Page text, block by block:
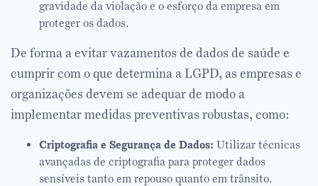
gravidade da violação e o esforço da empresa em
proteger os dados.
De forma a evitar vazamentos de dados de saúde e
cumprir com o que determina a LGPD, as empresas e
organizações devem se adequar de modo a
implementar medidas preventivas robustas, como:
Criptografia e Segurança de Dados: Utilizar técnicas
avançadas de criptografia para proteger dados
sensíveis tanto em repouso quanto em trânsito.